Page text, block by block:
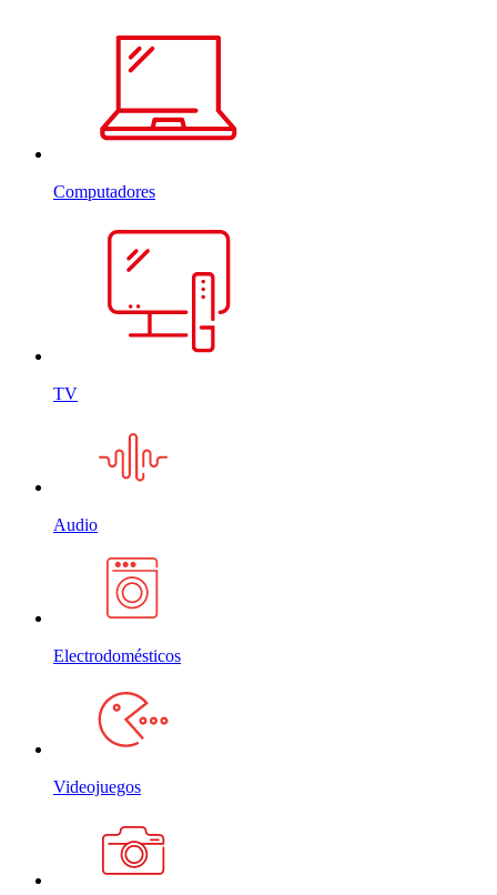
Computadores
TV
Audio
Electrodomésticos
Videojuegos